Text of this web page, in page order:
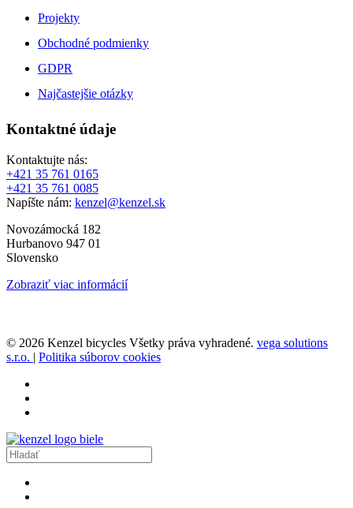
Projekty
Obchodné podmienky
GDPR
Najčastejšie otázky
Kontaktné údaje
Kontaktujte nás:
+421 35 761 0165
+421 35 761 0085
Napíšte nám: kenzel@kenzel.sk
Novozámocká 182
Hurbanovo 947 01
Slovensko
Zobraziť viac informácií
© 2026 Kenzel bicycles Všetky práva vyhradené. vega solutions
s.r.o. | Politika súborov cookies